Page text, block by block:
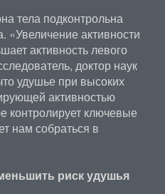
тела подконтрольна
активности
активность левого
доктор наук
удушье при высоких
активностью
контролирует ключевые
нам собраться в
риск удушья